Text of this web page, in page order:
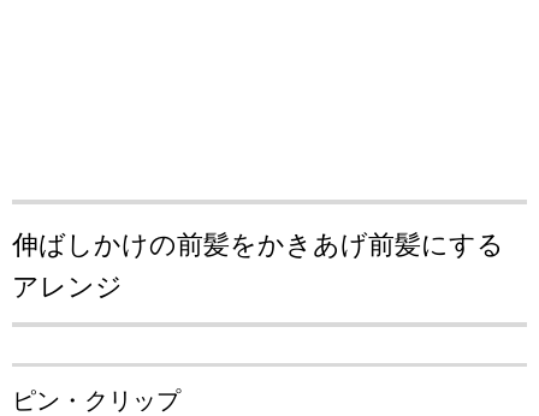
伸ばしかけの前髪をかきあげ前髪にする
アレンジ
ピン・クリップ